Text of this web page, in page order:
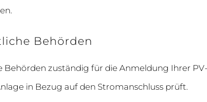
Behörden
Behörden zuständig für die Anmeldung Ihrer
in Bezug auf den Stromanschluss prüft.